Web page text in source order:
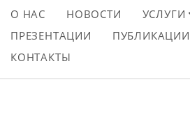
О НАС НОВОСТИ УСЛУГИ
ПРЕЗЕНТАЦИИ
ПУБЛИКАЦИИ
КОНТАКТЫ